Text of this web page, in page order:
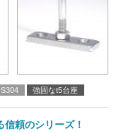
強固なt5台座
頼のシリーズ！